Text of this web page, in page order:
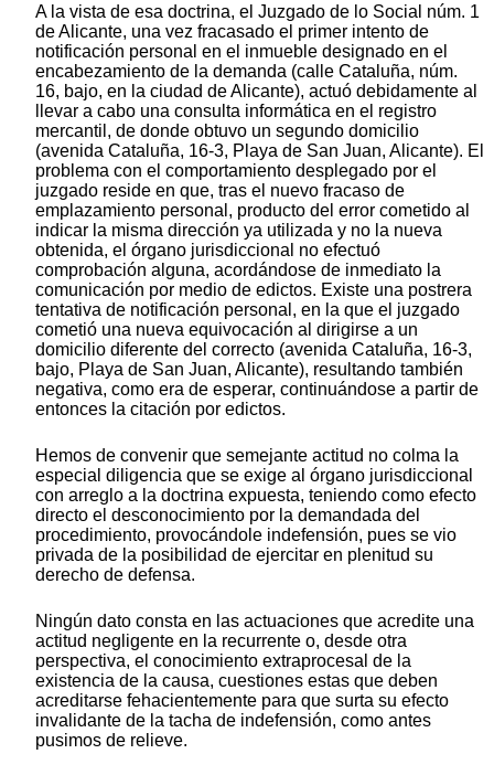
A la vista de esa doctrina, el Juzgado de lo Social núm. 1
de Alicante, una vez fracasado el primer intento de
notificación personal en el inmueble designado en el
encabezamiento de la demanda (calle Cataluña, núm.
16, bajo, en la ciudad de Alicante), actuó debidamente al
llevar a cabo una consulta informática en el registro
mercantil, de donde obtuvo un segundo domicilio
(avenida Cataluña, 16-3, Playa de San Juan, Alicante). El
problema con el comportamiento desplegado por el
juzgado reside en que, tras el nuevo fracaso de
emplazamiento personal, producto del error cometido al
indicar la misma dirección ya utilizada y no la nueva
obtenida, el órgano jurisdiccional no efectuó
comprobación alguna, acordándose de inmediato la
comunicación por medio de edictos. Existe una postrera
tentativa de notificación personal, en la que el juzgado
cometió una nueva equivocación al dirigirse a un
domicilio diferente del correcto (avenida Cataluña, 16-3,
bajo, Playa de San Juan, Alicante), resultando también
negativa, como era de esperar, continuándose a partir de
entonces la citación por edictos.
Hemos de convenir que semejante actitud no colma la
especial diligencia que se exige al órgano jurisdiccional
con arreglo a la doctrina expuesta, teniendo como efecto
directo el desconocimiento por la demandada del
procedimiento, provocándole indefensión, pues se vio
privada de la posibilidad de ejercitar en plenitud su
derecho de defensa.
Ningún dato consta en las actuaciones que acredite una
actitud negligente en la recurrente o, desde otra
perspectiva, el conocimiento extraprocesal de la
existencia de la causa, cuestiones estas que deben
acreditarse fehacientemente para que surta su efecto
invalidante de la tacha de indefensión, como antes
pusimos de relieve.